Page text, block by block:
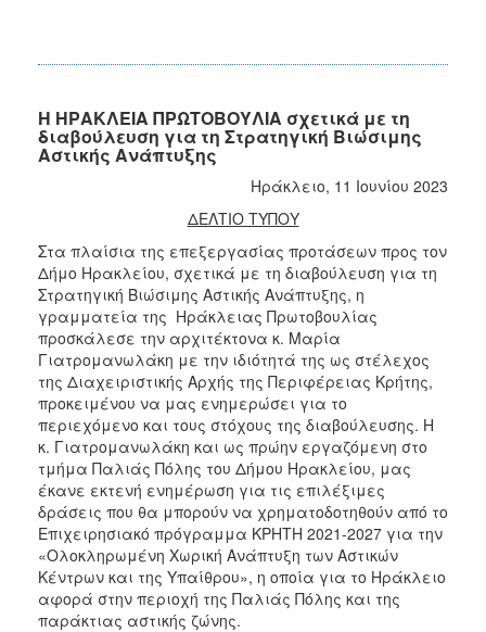
Η ΗΡΑΚΛΕΙΑ ΠΡΩΤΟΒΟΥΛΙΑ σχετικά με τη
διαβούλευση για τη Στρατηγική Βιώσιμης
Αστικής Ανάπτυξης
Ηράκλειο, 11 Ιουνίου 2023
ΔΕΛΤΙΟ ΤΥΠΟΥ
Στα πλαίσια της επεξεργασίας προτάσεων προς τον
Δήμο Ηρακλείου, σχετικά με τη διαβούλευση για τη
Στρατηγική Βιώσιμης Αστικής Ανάπτυξης, η
γραμματεία της Ηράκλειας Πρωτοβουλίας
προσκάλεσε την αρχιτέκτονα κ. Μαρία
Γιατρομανωλάκη με την ιδιότητά της ως στέλεχος
της Διαχειριστικής Αρχής της Περιφέρειας Κρήτης,
προκειμένου να μας ενημερώσει για το
περιεχόμενο και τους στόχους της διαβούλευσης. Η
κ. Γιατρομανωλάκη και ως πρώην εργαζόμενη στο
τμήμα Παλιάς Πόλης του Δήμου Ηρακλείου, μας
έκανε εκτενή ενημέρωση για τις επιλέξιμες
δράσεις που θα μπορούν να χρηματοδοτηθούν από το
Επιχειρησιακό πρόγραμμα ΚΡΗΤΗ 2021-2027 για την
«Ολοκληρωμένη Χωρική Ανάπτυξη των Αστικών
Κέντρων και της Υπαίθρου», η οποία για το Ηράκλειο
αφορά στην περιοχή της Παλιάς Πόλης και της
παράκτιας αστικής ζώνης.